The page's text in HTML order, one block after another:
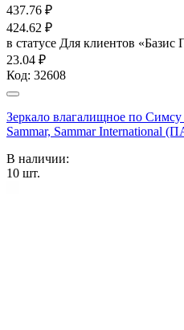
437.76 ₽
424.62 ₽
в статусе Для клиентов «Базис
23.04 ₽
Код: 32608
Зеркало влагалищное по
Sammar, Sammar International
В наличии:
10 шт.